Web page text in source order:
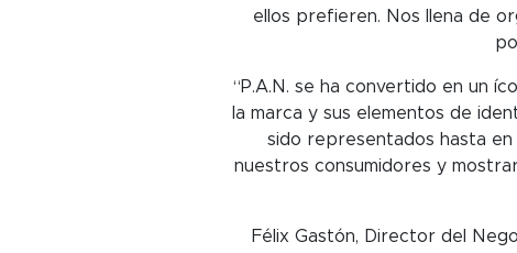
ellos prefieren. Nos llena de
“P.A.N. se ha convertido en un
la marca y sus elementos de
sido representados hasta
nuestros consumidores y
Félix Gastón, Director del